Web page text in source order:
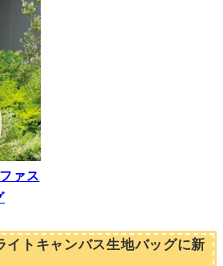
ァス
イトキャンバス生地バッグに新